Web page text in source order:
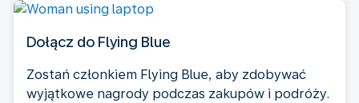
Dołącz do Flying Blue
Zostań członkiem Flying Blue, aby zdobywać
wyjątkowe nagrody podczas zakupów i podróży.